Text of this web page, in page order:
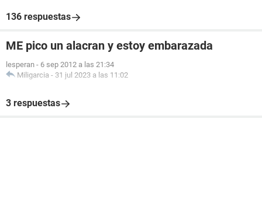
136 respuestas
ME pico un alacran y estoy embarazada
lesperan - 6 sep 2012 a las 21:34
Miligarcia - 31 jul 2023 a las 11:02
3 respuestas